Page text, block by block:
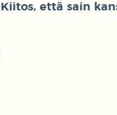
Kiitos, että sain